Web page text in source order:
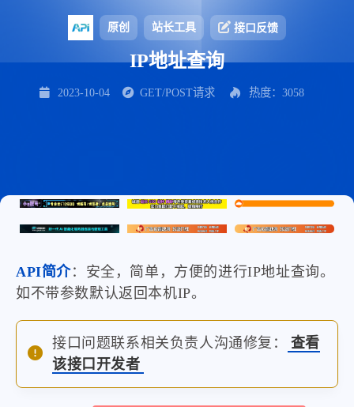
原创 站长工具 接口反馈
IP地址查询
2023-10-04 GET/POST请求 热度：3058
API简介：安全，简单，方便的进行IP地址查询。
如不带参数默认返回本机IP。
接口问题联系相关负责人沟通修复：
查看
该接口开发者